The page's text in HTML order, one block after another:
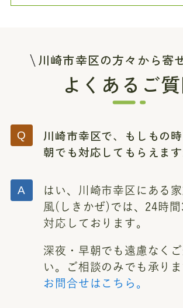
川崎市幸区の方々から寄
よくあるご
川崎市幸区で、もしもの
朝でも対応してもらえます
はい、川崎市幸区にある
風(しきかぜ)では、24時
対応しております。
深夜・早朝でも遠慮なく
い。ご相談のみでも承りま
お問合せはこちら。